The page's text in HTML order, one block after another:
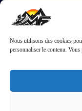
Nous utilisons des cookies
personnaliser le contenu.
J'accepte laPolitique